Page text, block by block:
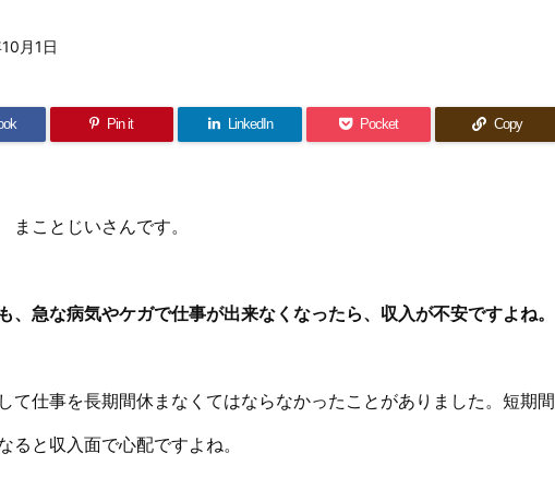
月1日
Pin it LinkedIn Pocket Copy
ことじいさんです。
、急な病気やケガで仕事が出来なくなったら、収入が不安ですよね。
て仕事を長期間休まなくてはならなかったことがありました。短期間
ると収入面で心配ですよね。